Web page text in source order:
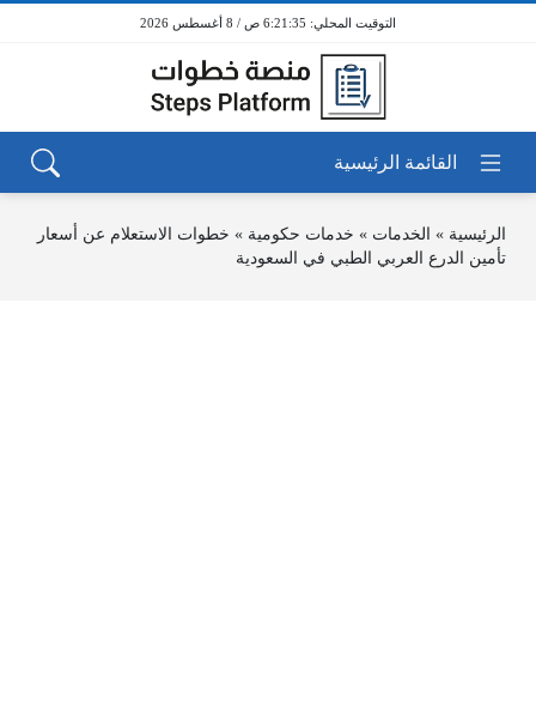
6:21:35 ص / 8 أغسطس 2026
الرئيسية » الخدمات » خدمات حكومية » خطوات الاستعلام عن أسعار
تأمين الدرع العربي الطبي في السعودية